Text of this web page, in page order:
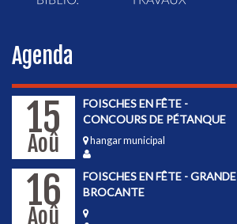
Agenda
15
Aoû
FOISCHES EN FÊTE -
CONCOURS DE PÉTANQUE
hangar municipal
16
Aoû
FOISCHES EN FÊTE - GRANDE
BROCANTE